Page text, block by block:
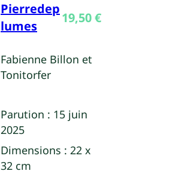
Pierredep
lumes
19,50€
Fabienne Billon et
Tonitorfer
Parution : 15 juin
2025
Dimensions : 22 x
32 cm